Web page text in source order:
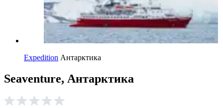
Expedition Антарктика
Seaventure, Антарктика